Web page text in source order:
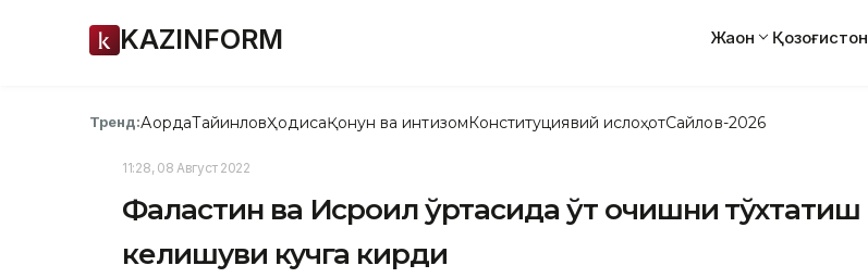
KAZINFORM Жаҳон Қозоғистон
Тренд:АқордаТайинловҲодисаҚонун ва интизомКонституциявий ислоҳотСайлов-2026
11:28, 08 Август 2022
Фаластин ва Исроил ўртасида ўт очишни тўхтатиш
келишуви кучга кирди